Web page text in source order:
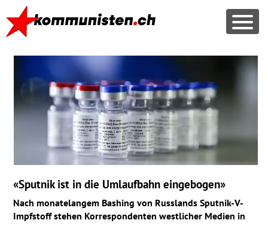
«Sputnik ist in die Umlaufbahn eingebogen»
Nach monatelangem Bashing von Russlands Sputnik-V-
Impfstoff stehen Korrespondenten westlicher Medien in